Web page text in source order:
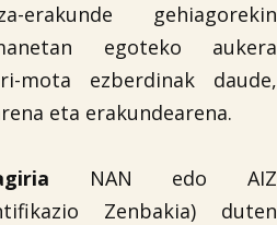
gehiagorekin
egoteko aukera
mota ezberdinak daude,
eta erakundearena.
NAN edo AIZ
Zenbakia) duten